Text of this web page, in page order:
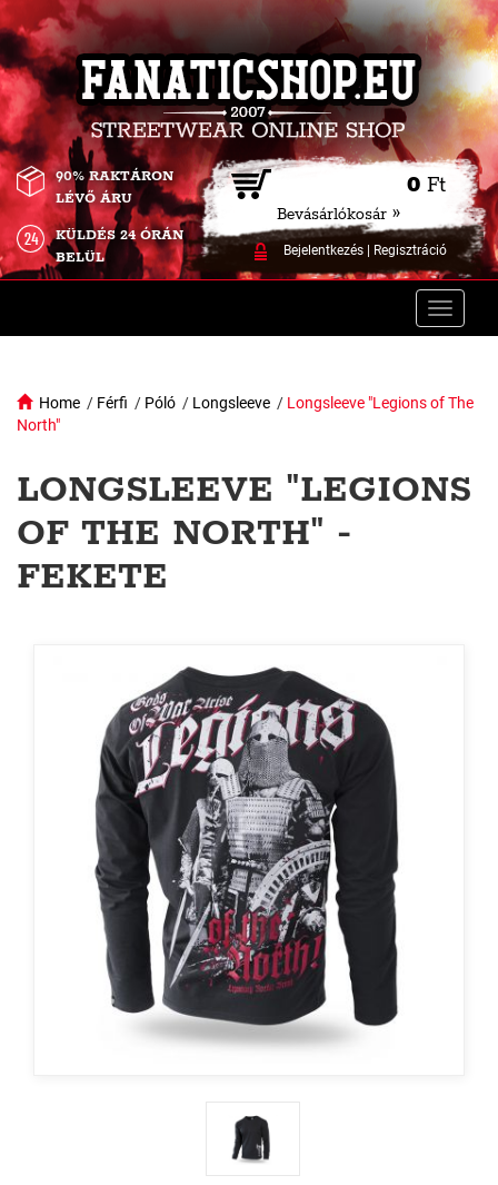
0 Ft
Bevásárlókosár »
Bejelentkezés| Regisztráció
90% RAKTÁRON
LÉVŐ ÁRU
KÜLDÉS 24 ÓRÁN
BELÜL
Toggle
Home / Férfi / Póló / Longsleeve / Longsleeve "Legions of The
North"
LONGSLEEVE "LEGIONS
OF THE NORTH" -
FEKETE